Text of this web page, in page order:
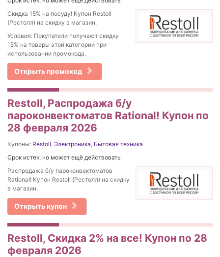
Скидка 15% на посуду! Купон Restoll
(Рестолл) на скидку в магазин.
Условия: Покупатели получают скидку
15% на товары этой категории при
использовании промокода.
Открыть промокод
Restoll, Распродажа б/у
пароконвектоматов Rational! Купон по
28 февраля 2026
Купоны: Restoll, Электроника, Бытовая техника
Срок истек, но может ещё действовать
Распродажа б/у пароконвектоматов
Rational! Купон Restoll (Рестолл) на скидку
в магазин.
Открыть купон
Restoll, Скидка 2% на все! Купон по 28
февраля 2026